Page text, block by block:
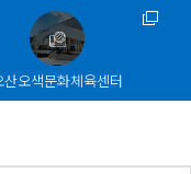
산오색문화체육센터